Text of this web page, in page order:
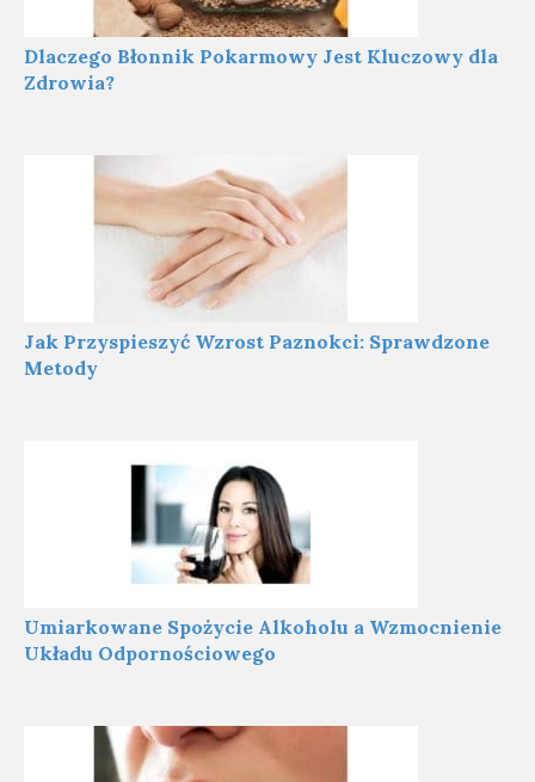
Dlaczego Błonnik Pokarmowy Jest Kluczowy dla
Zdrowia?
Jak Przyspieszyć Wzrost Paznokci: Sprawdzone
Metody
Umiarkowane Spożycie Alkoholu a Wzmocnienie
Układu Odpornościowego